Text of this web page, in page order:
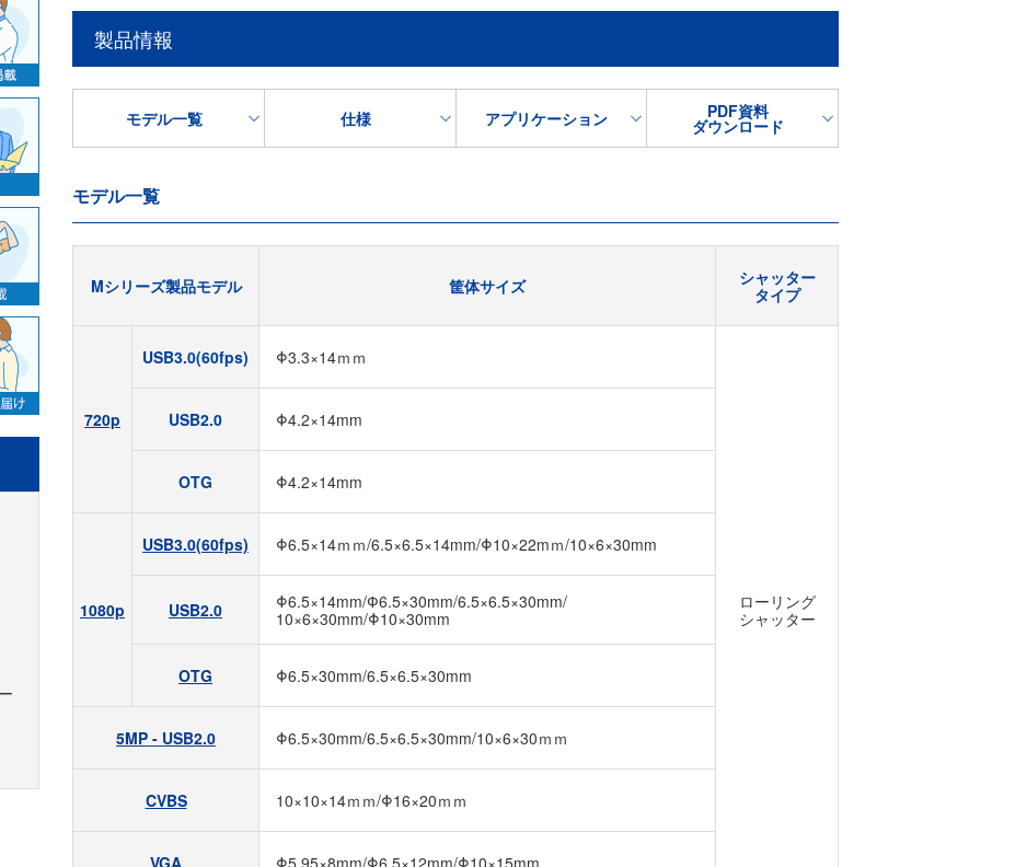
製品情報
モデル一覧 仕様 アプリケーション PDF資料
ダウンロード
モデル一覧
Mシリーズ製品モデル 筐体サイズ
シャッター
タイプ
720p
USB3.0(60fps) Φ3.3×14ｍｍ
ローリング
シャッター
USB2.0 Φ4.2×14mm
OTG Φ4.2×14mm
1080p
USB3.0(60fps) Φ6.5×14ｍｍ/6.5×6.5×14mm/Φ10×22mｍ/10×6×30mm
USB2.0
Φ6.5×14mm/Ф6.5×30mm/6.5×6.5×30mm/
10×6×30mm/Φ10×30mm
OTG Φ6.5×30mm/6.5×6.5×30mm
5MP - USB2.0 Φ6.5×30mm/6.5×6.5×30mm/10×6×30ｍｍ
CVBS 10×10×14ｍｍ/Φ16×20ｍｍ
VGA Φ5.95×8mm/Φ6.5×12mm/Φ10×15mm